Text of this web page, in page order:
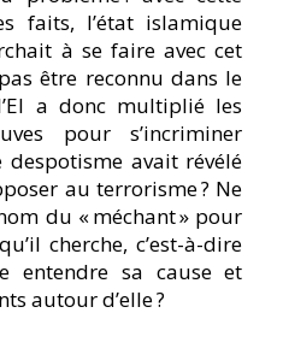
faits, l’état islamique
à se faire avec cet
être reconnu dans le
a donc multiplié les
pour s’incriminer
avait révélé
au terrorisme ? Ne
du « méchant » pour
cherche, c’est-à-dire
sa cause et
autour d’elle ?